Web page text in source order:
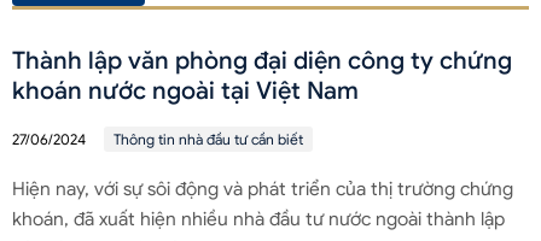
Thành lập văn phòng đại diện công ty chứng
khoán nước ngoài tại Việt Nam
27/06/2024 Thông tin nhà đầu tư cần biết
Hiện nay, với sự sôi động và phát triển của thị trường chứng
khoán, đã xuất hiện nhiều nhà đầu tư nước ngoài thành lập